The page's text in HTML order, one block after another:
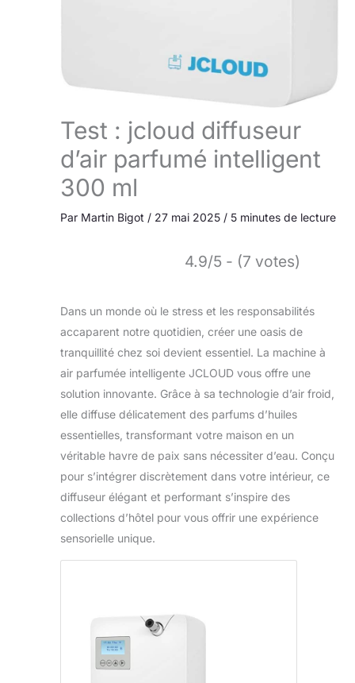
Test : jcloud diffuseur
d’air parfumé intelligent
300 ml
Par Martin Bigot / 27 mai 2025 / 5 minutes de lecture
4.9/5 - (7 votes)
Dans un monde où le stress et les responsabilités
accaparent notre quotidien, créer une oasis de
tranquillité chez soi devient essentiel. La machine à
air parfumée intelligente JCLOUD vous offre une
solution innovante. Grâce à sa technologie d’air froid,
elle diffuse délicatement des parfums d’huiles
essentielles, transformant votre maison en un
véritable havre de paix sans nécessiter d’eau. Conçu
pour s’intégrer discrètement dans votre intérieur, ce
diffuseur élégant et performant s’inspire des
collections d’hôtel pour vous offrir une expérience
sensorielle unique.